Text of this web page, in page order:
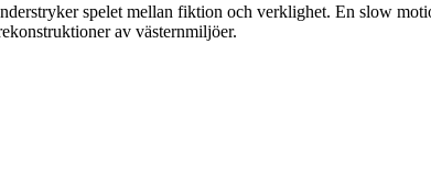
spelet mellan fiktion och verklighet. En slow
av västernmiljöer.